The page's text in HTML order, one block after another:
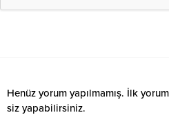
Henüz yorum yapılmamış. İlk
siz yapabilirsiniz.